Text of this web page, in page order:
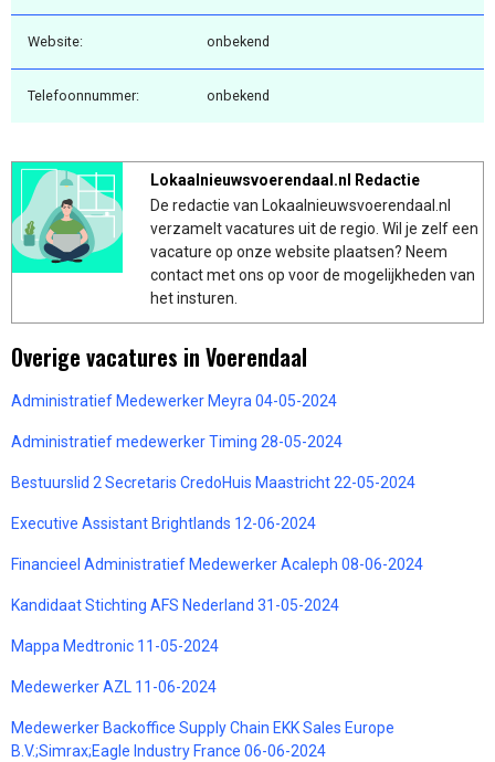
Website: onbekend
Telefoonnummer: onbekend
Lokaalnieuwsvoerendaal.nl Redactie
De redactie van Lokaalnieuwsvoerendaal.nl
verzamelt vacatures uit de regio. Wil je zelf een
vacature op onze website plaatsen? Neem
contact met ons op voor de mogelijkheden van
het insturen.
Overige vacatures in Voerendaal
Administratief Medewerker Meyra 04-05-2024
Administratief medewerker Timing 28-05-2024
Bestuurslid 2 Secretaris CredoHuis Maastricht 22-05-2024
Executive Assistant Brightlands 12-06-2024
Financieel Administratief Medewerker Acaleph 08-06-2024
Kandidaat Stichting AFS Nederland 31-05-2024
Mappa Medtronic 11-05-2024
Medewerker AZL 11-06-2024
Medewerker Backoffice Supply Chain EKK Sales Europe
B.V.;Simrax;Eagle Industry France 06-06-2024